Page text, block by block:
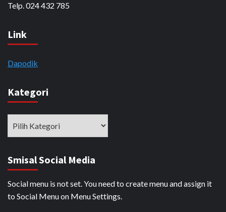
Telp. 024 432 785
Link
Dapodik
Kategori
Smisal Social Media
Social menu is not set. You need to create menu and assign it
to Social Menu on Menu Settings.